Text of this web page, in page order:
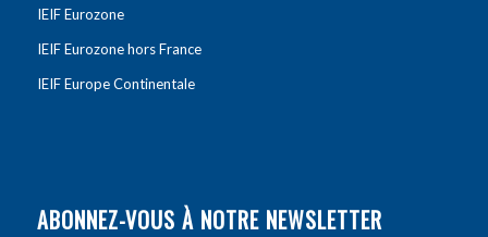
IEIF Eurozone
IEIF Eurozone hors France
IEIF Europe Continentale
ABONNEZ-VOUS À NOTRE NEWSLETTER